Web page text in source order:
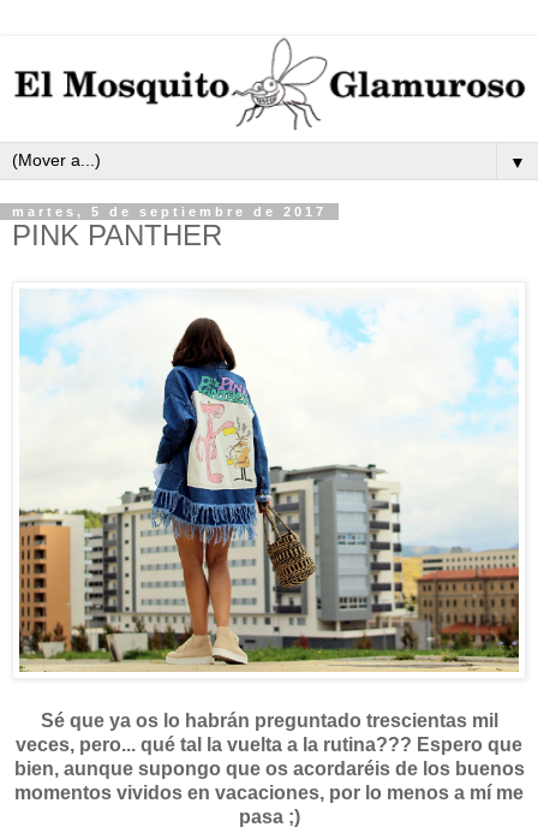
▼
martes, 5 de septiembre de 2017
PINK PANTHER
Sé que ya os lo habrán preguntado trescientas mil
veces, pero... qué tal la vuelta a la rutina??? Espero que
bien, aunque supongo que os acordaréis de los buenos
momentos vividos en vacaciones, por lo menos a mí me
pasa ;)